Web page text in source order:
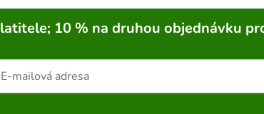
10 % na druhou objednávku